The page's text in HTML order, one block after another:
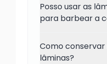
Posso usar as
para barbear a
Como
lâminas?